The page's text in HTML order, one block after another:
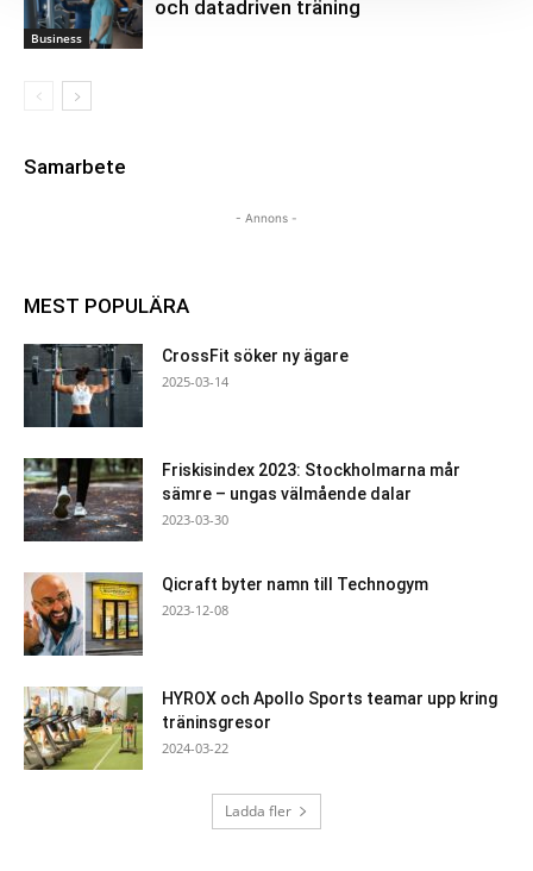
Business
och datadriven träning
Samarbete
- Annons -
MEST POPULÄRA
CrossFit söker ny ägare
2025-03-14
Friskisindex 2023: Stockholmarna mår
sämre – ungas välmående dalar
2023-03-30
Qicraft byter namn till Technogym
2023-12-08
HYROX och Apollo Sports teamar upp kring
träninsgresor
2024-03-22
Ladda fler